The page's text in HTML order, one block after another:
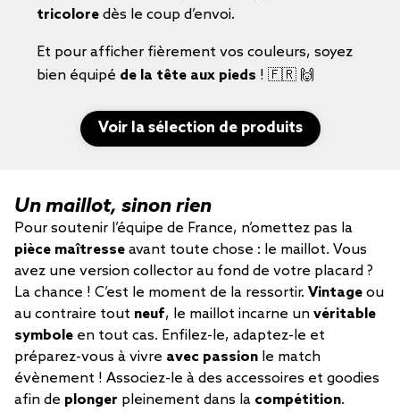
tricolore dès le coup d’envoi.
Et pour afficher fièrement vos couleurs, soyez
bien équipé de la tête aux pieds ! 🇫🇷 🙌
Voir la sélection de produits
Un maillot, sinon rien
Pour soutenir l’équipe de France, n’omettez pas la
pièce maîtresse avant toute chose : le maillot. Vous
avez une version collector au fond de votre placard ?
La chance ! C’est le moment de la ressortir. Vintage ou
au contraire tout neuf, le maillot incarne un véritable
symbole en tout cas. Enfilez-le, adaptez-le et
préparez-vous à vivre avec passion le match
évènement ! Associez-le à des accessoires et goodies
afin de plonger pleinement dans la compétition.